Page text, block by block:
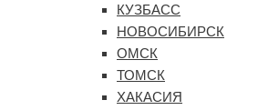
КУЗБАСС
НОВОСИБИРСК
ОМСК
ТОМСК
ХАКАСИЯ